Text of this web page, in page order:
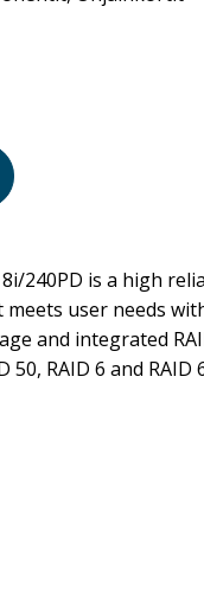
8i/240PD is a high
user needs
and integrated
50, RAID 6 and RAID